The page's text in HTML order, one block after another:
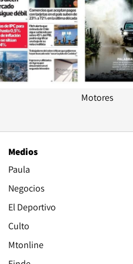
Motores
Medios
Paula
Negocios
El Deportivo
Culto
Mtonline